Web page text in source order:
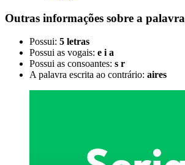
Outras informações sobre a palavra
Possui: 5 letras
Possui as vogais: e i a
Possui as consoantes: s r
A palavra escrita ao contrário: aires